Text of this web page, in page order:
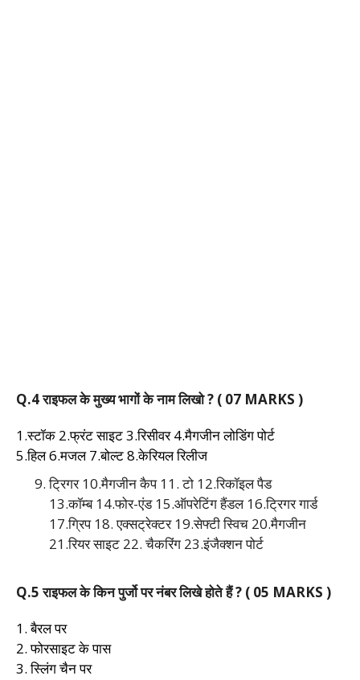
Q.4 राइफल के मुख्य भागों के नाम लिखो ? ( 07 MARKS )
1.स्टॉक 2.फ्रंट साइट 3.रिसीवर 4.मैगजीन लोडिंग पोर्ट
5.हिल 6.मजल 7.बोल्ट 8.केरियल रिलीज
ट्रिगर 10.मैगजीन कैप 11. टो 12.रिकॉइल पैड
13.कॉम्ब 14.फोर-एंड 15.ऑपरेटिंग हैंडल 16.ट्रिगर गार्ड
17.ग्रिप 18. एक्सट्रेक्टर 19.सेफ्टी स्विच 20.मैगजीन
21.रियर साइट 22. चैकरिंग 23.इंजैक्शन पोर्ट
Q.5 राइफल के किन पुर्जो पर नंबर लिखे होते हैं ? ( 05 MARKS )
1. बैरल पर
2. फोरसाइट के पास
3. स्लिंग चैन पर